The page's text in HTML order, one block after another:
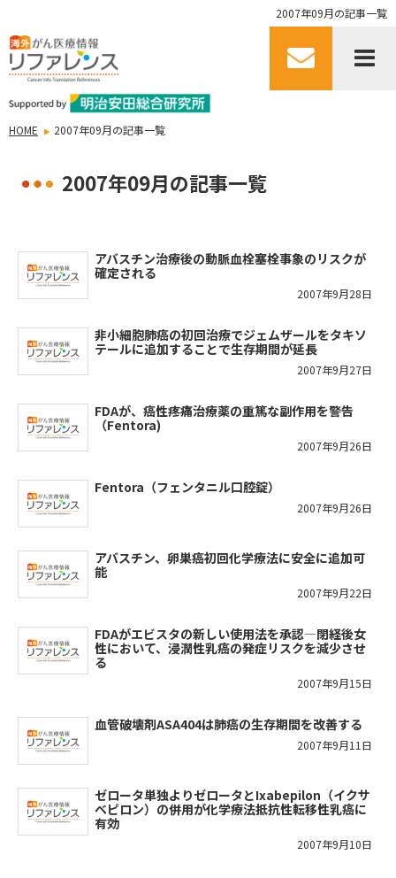
2007年09月の記事一覧
HOME 2007年09月の記事一覧
2007年09月の記事一覧
アバスチン治療後の動脈血栓塞栓事象のリスクが
確定される
2007年9月28日
非小細胞肺癌の初回治療でジェムザールをタキソ
テールに追加することで生存期間が延長
2007年9月27日
FDAが、癌性疼痛治療薬の重篤な副作用を警告
（Fentora)
2007年9月26日
Fentora（フェンタニル口腔錠）
2007年9月26日
アバスチン、卵巣癌初回化学療法に安全に追加可
能
2007年9月22日
FDAがエビスタの新しい使用法を承認―閉経後女
性において、浸潤性乳癌の発症リスクを減少させ
る
2007年9月15日
血管破壊剤ASA404は肺癌の生存期間を改善する
2007年9月11日
ゼロータ単独よりゼロータとIxabepilon（イクサ
ベピロン）の併用が化学療法抵抗性転移性乳癌に
有効
2007年9月10日